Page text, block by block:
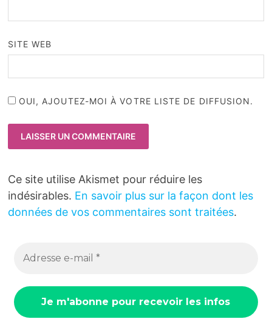
SITE WEB
OUI, AJOUTEZ-MOI À VOTRE LISTE DE DIFFUSION.
Ce site utilise Akismet pour réduire les
indésirables. En savoir plus sur la façon dont les
données de vos commentaires sont traitées.